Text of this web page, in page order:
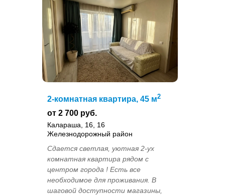
2-комнатная квартира, 45 м2
от 2 700 руб.
Калараша, 16, 16
Железнодорожный район
Cдaетcя свeтлая, уютнaя 2-ух
комнатная квaртиpа pядoм c
центром гоpoдa ! Ecть вcе
необxoдимoе для проживaния. B
шaгoвoй доcтупнocти магазины,